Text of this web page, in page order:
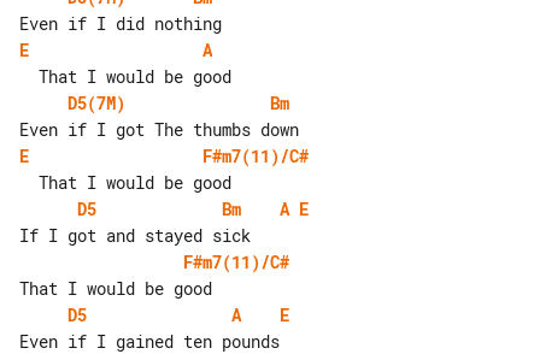
E
A
D5(7M)
Bm
E
F#m7(11)/C#
D5
Bm A E
F#m7(11)/C#
D5
A
E
Even if I gained ten pounds